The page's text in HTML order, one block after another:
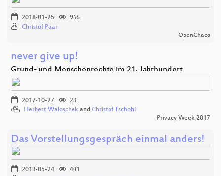
2018-01-25
966
Christof Paar
OpenChaos
never give up!
Grund- und Menschenrechte im 21. Jahrhundert
2017-10-27
28
Herbert Waloschek and Christof Tschohl
Privacy Week 2017
Das Vorstellungsgespräch einmal anders!
2013-05-24
401